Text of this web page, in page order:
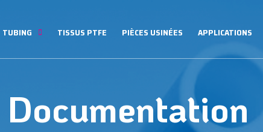
TUBING TISSUS PTFE PIÈCES USINÉES APPLICATIONS
Documentation